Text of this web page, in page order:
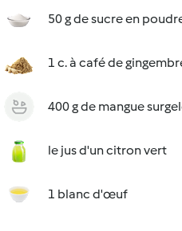
50 g de sucre en
1 c. à café de
400 g de mangue
le jus d'un citron vert
1 blanc d'œuf